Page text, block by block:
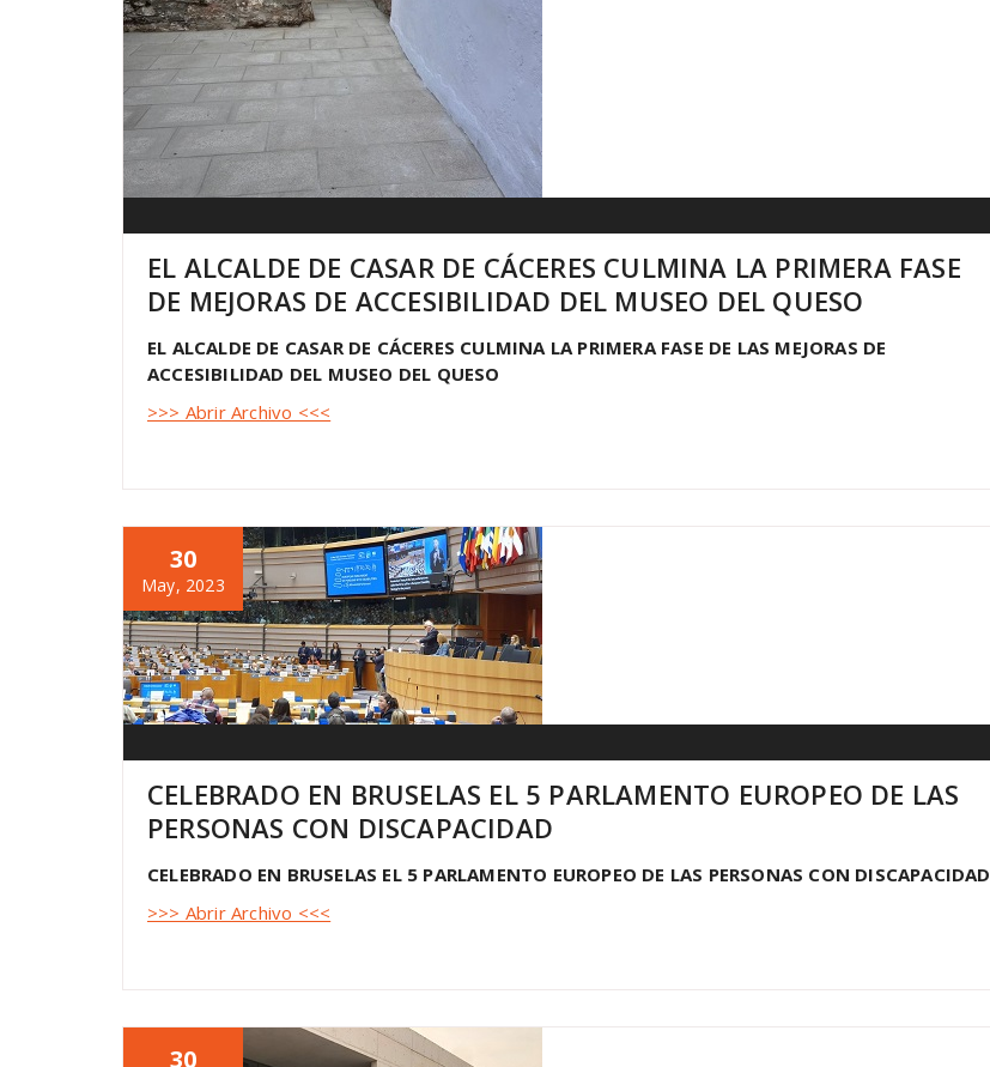
EL ALCALDE DE CASAR DE CÁCERES CULMINA LA PRIMERA FASE
DE MEJORAS DE ACCESIBILIDAD DEL MUSEO DEL QUESO
EL ALCALDE DE CASAR DE CÁCERES CULMINA LA PRIMERA FASE DE LAS MEJORAS DE
ACCESIBILIDAD DEL MUSEO DEL QUESO
>>> Abrir Archivo <<<
30
May, 2023
CELEBRADO EN BRUSELAS EL 5 PARLAMENTO EUROPEO DE LAS
PERSONAS CON DISCAPACIDAD
CELEBRADO EN BRUSELAS EL 5 PARLAMENTO EUROPEO DE LAS PERSONAS CON DISCAPACIDAD
>>> Abrir Archivo <<<
30